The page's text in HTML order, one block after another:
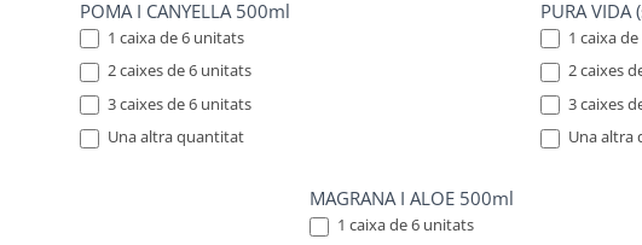
POMA I CANYELLA 500ml
1 caixa de 6 unitats
2 caixes de 6 unitats
3 caixes de 6 unitats
Una altra quantitat
PURA
1 caixa
2 caixes
3 caixes
Una altra
MAGRANA I ALOE 500ml
1 caixa de 6 unitats